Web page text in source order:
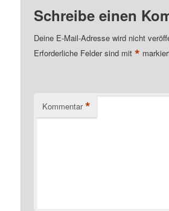
Schreibe einen
Deine E-Mail-Adresse wird nicht
Erforderliche Felder sind mit*
Kommentar *